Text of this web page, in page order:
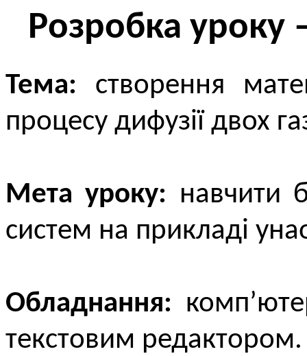
Розробка уроку
Тема: створення
процесу дифузії двох
Мета уроку: навчити
систем на прикладі
Обладнання:
текстовим редактором.